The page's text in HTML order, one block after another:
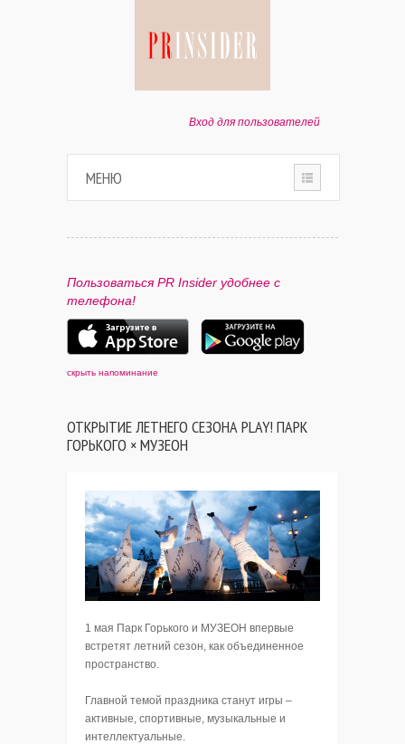
Вход для пользователей
МЕНЮ
ПАРТНЕРАМ
КОНТАКТЫ
Пользоваться PR Insider удобнее с
телефона!
скрыть напоминание
ОТКРЫТИЕ ЛЕТНЕГО СЕЗОНА PLAY! ПАРК
ГОРЬКОГО × МУЗЕОН
1 мая Парк Горького и МУЗЕОН впервые
встретят летний сезон, как объединенное
пространство.
Главной темой праздника станут игры –
активные, спортивные, музыкальные и
интеллектуальные.